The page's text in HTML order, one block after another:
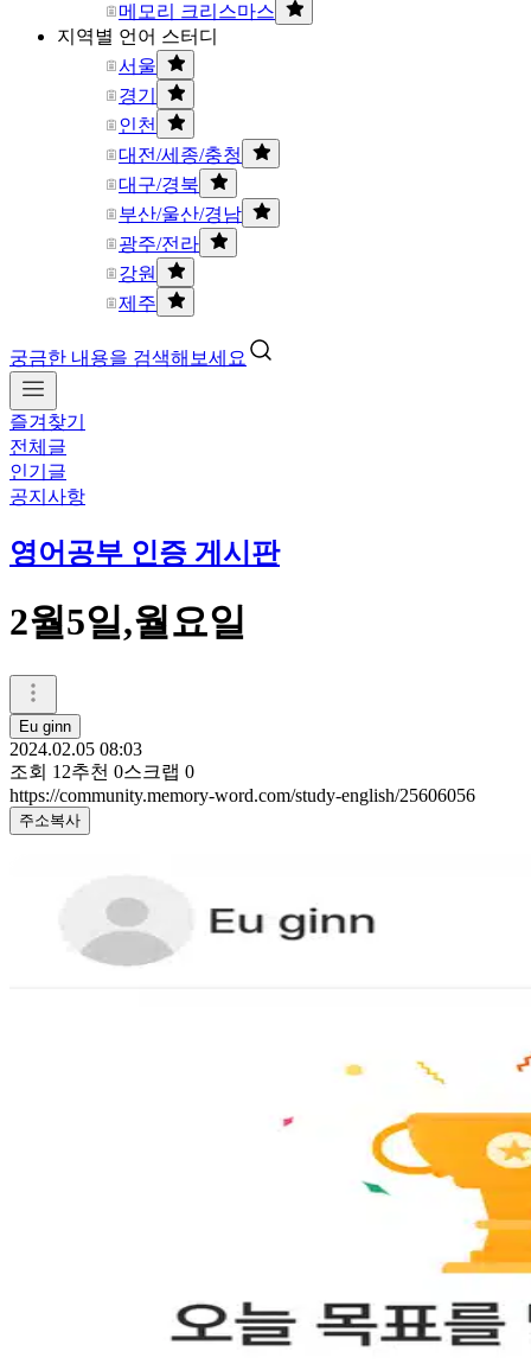
메모리 크리스마스
지역별 언어 스터디
서울
경기
인천
대전/세종/충청
대구/경북
부산/울산/경남
광주/전라
강원
제주
궁금한 내용을 검색해보세요
즐겨찾기
전체글
인기글
공지사항
영어공부 인증 게시판
2월5일,월요일
Eu ginn
2024.02.05 08:03
조회 12추천 0스크랩 0
https://community.memory-word.com/study-english/25606056
주소복사